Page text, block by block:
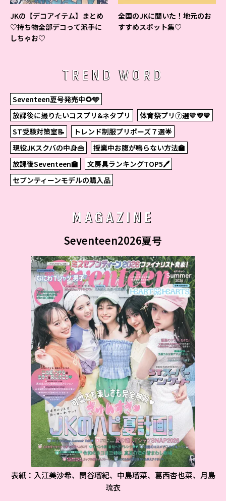
JKの【デコアイテム】まとめ
♡持ち物全部デコって派手に
しちゃお♡
全国のJKに聞いた！地元のお
すすめスポット集♡
TREND WORD
Seventeen夏号発売中🌻🩵
放課後に撮りたいコスプリ&ネタプリ
体育祭プリ⑦選💛💜💙
ST受験対策室📝
トレンド制服プリポーズ７選🌟
現役JKスクバの中身👜
授業中お腹が鳴らない方法🏫
放課後Seventeen🏫
文房具ランキングTOP5🖊
セブンティーンモデルの購入品
MAGAZINE
Seventeen2026夏号
表紙：入江美沙希、関谷瑠紀、中島瑠菜、葛西杏也菜、月島
琉衣